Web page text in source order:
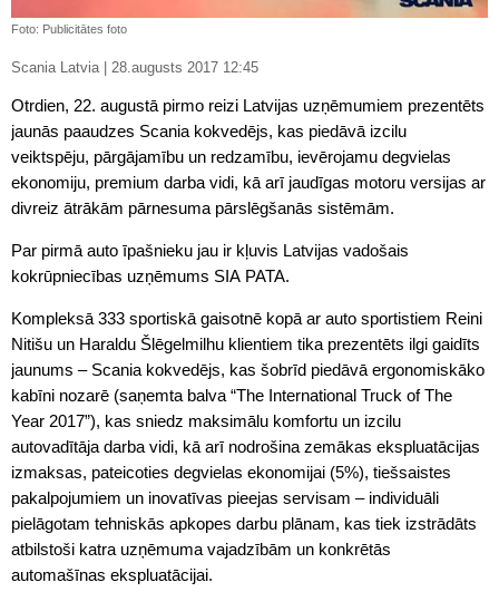
Foto: Publicitātes foto
Scania Latvia | 28.augusts 2017 12:45
Otrdien, 22. augustā pirmo reizi Latvijas uzņēmumiem prezentēts
jaunās paaudzes Scania kokvedējs, kas piedāvā izcilu
veiktspēju, pārgājamību un redzamību, ievērojamu degvielas
ekonomiju, premium darba vidi, kā arī jaudīgas motoru versijas ar
divreiz ātrākām pārnesuma pārslēgšanās sistēmām.
Par pirmā auto īpašnieku jau ir kļuvis Latvijas vadošais
kokrūpniecības uzņēmums SIA PATA.
Kompleksā 333 sportiskā gaisotnē kopā ar auto sportistiem Reini
Nitišu un Haraldu Šlēgelmilhu klientiem tika prezentēts ilgi gaidīts
jaunums – Scania kokvedējs, kas šobrīd piedāvā ergonomiskāko
kabīni nozarē (saņemta balva “The International Truck of The
Year 2017”), kas sniedz maksimālu komfortu un izcilu
autovadītāja darba vidi, kā arī nodrošina zemākas ekspluatācijas
izmaksas, pateicoties degvielas ekonomijai (5%), tiešsaistes
pakalpojumiem un inovatīvas pieejas servisam – individuāli
pielāgotam tehniskās apkopes darbu plānam, kas tiek izstrādāts
atbilstoši katra uzņēmuma vajadzībām un konkrētās
automašīnas ekspluatācijai.